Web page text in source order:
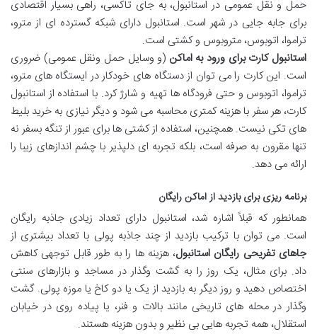
حمل و نقل عمومی در استانبول، به جای تاکسی، راهی بسیار اقتصادی
برای جابه جایی در شهر است. استانبول دارای شبکه گسترده ای از مترو،
تراموا، اتوبوس، متروبوس و کشتی است.
استانبول کارت برای ورود به اماکن (و وسایل حمل ونقل عمومی) ضروری
است. این کارت را می توان از دستگاه های خودکار در ایستگاه های مترو،
تراموا، اتوبوس و حتی فرودگاه ها تهیه و شارژ کرد. با استفاده از استانبول
کارت، هر سفر با هزینه کمتری محاسبه می شود و دیگر نیازی به خرید بلیط
های تکی نیست. همچنین، استفاده از کشتی ها برای عبور از تنگه بسفر نه
تنها مقرون به صرفه است، بلکه تجربه ای دلپذیر با چشم اندازهای زیبا را
ارائه می دهد.
برنامه ریزی برای بازدید از اماکن رایگان
همانطور که قبلاً اشاره شد، استانبول دارای تعداد زیادی جاذبه رایگان
است. می توان با ترکیب بازدید از چند جاذبه پولی با تعداد بیشتری از
جاهای تفریحی رایگان استانبول، هزینه ها را به طور قابل توجهی کاهش
داد. برای مثال، یک روز را به گشت وگذار در مساجد و بازارهای سنتی
اختصاص دهید و روز دیگر به بازدید از یک یا دو کاخ یا موزه پولی. گشت
وگذار در محله های تاریخی مانند بالات و فنر، یا پیاده روی در خیابان
استقلال، همه تجربه هایی بی نظیر و بدون هزینه هستند.